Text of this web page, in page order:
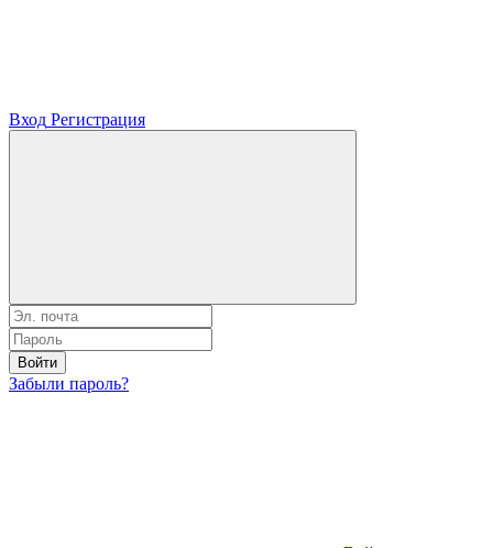
Вход Регистрация
Войти
Забыли пароль?